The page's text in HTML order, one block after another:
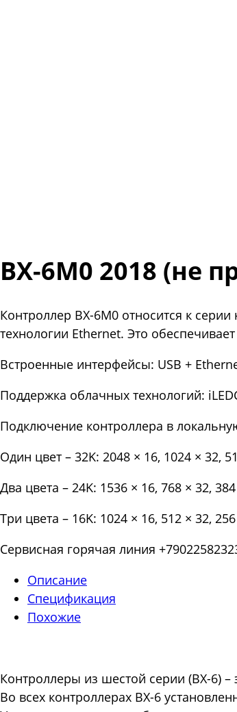
BX-6M0 2018 (не
Контроллер BX-6M0 относится к
технологии Ethernet. Это
Встроенные интерфейсы: USB +
Поддержка облачных технологий:
Подключение контроллера в
Один цвет – 32K: 2048 × 16, 1024 × 32,
Два цвета – 24K: 1536 × 16, 768 × 32,
Три цвета – 16K: 1024 × 16, 512 × 32,
Сервисная горячая линия
Описание
Спецификация
Похожие
Контроллеры из шестой серии (BX-6)
Во всех контроллерах BX-6